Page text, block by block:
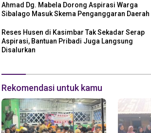
Ahmad Dg. Mabela Dorong Aspirasi Warga
Sibalago Masuk Skema Penganggaran Daerah
Reses Husen di Kasimbar Tak Sekadar Serap
Aspirasi, Bantuan Pribadi Juga Langsung
Disalurkan
Rekomendasi untuk kamu